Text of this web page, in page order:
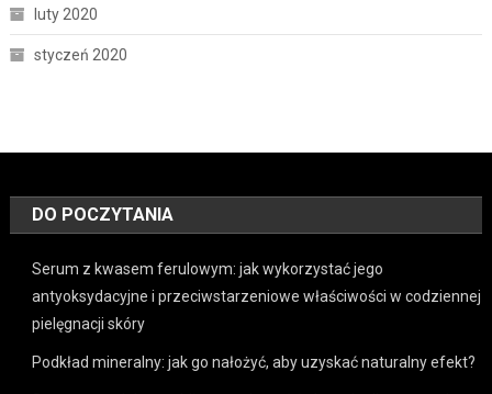
luty 2020
styczeń 2020
DO POCZYTANIA
Serum z kwasem ferulowym: jak wykorzystać jego
antyoksydacyjne i przeciwstarzeniowe właściwości w codziennej
pielęgnacji skóry
Podkład mineralny: jak go nałożyć, aby uzyskać naturalny efekt?